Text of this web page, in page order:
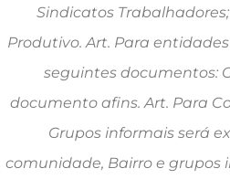
Sindicatos
Produtivo. Art. Para
seguintes documentos:
documento afins. Art. Para
Grupos informais será
comunidade, Bairro e